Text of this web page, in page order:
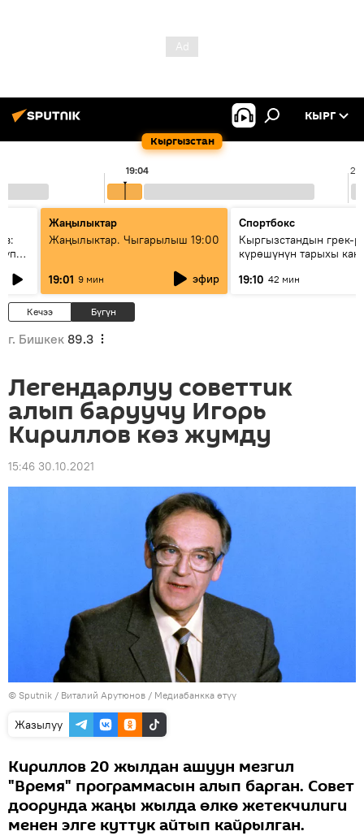
Кыргызстан
КЫРГ
19:04
Жаңылыктар
Жаңылыктар. Чыгарылыш 19:00
19:01 9 мин эфир
Спортбокс
Кыргызстандын грек-
күрөшүнүн тарыхы
19:10 42 мин
Кечээ Бүгүн
г. Бишкек 89.3
Легендарлуу советтик
алып баруучу Игорь
Кириллов көз жумду
15:46 30.10.2021
© Sputnik / Виталий Арутюнов / Медиабанкка өтүү
Жазылуу
Кириллов 20 жылдан ашуун мезгил
"Время" программасын алып барган. Совет
доорунда жаңы жылда өлкө жетекчилиги
менен элге куттук айтып кайрылган.